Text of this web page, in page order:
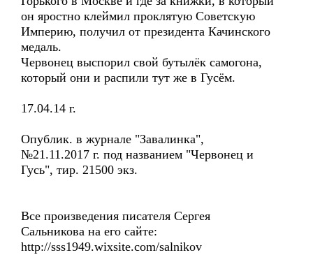
он яростно клеймил проклятую Советскую
Империю, получил от президента Качинского
медаль.
Червонец выспорил свой бутылёк самогона,
который они и распили тут же в Гусём.
17.04.14 г.
Опублик. в журнале "Завалинка",
№21.11.2017 г. под названием "Червонец и
Гусь", тир. 21500 экз.
Все произведения писателя Сергея
Сальникова на его сайте:
http://sss1949.wixsite.com/salnikov